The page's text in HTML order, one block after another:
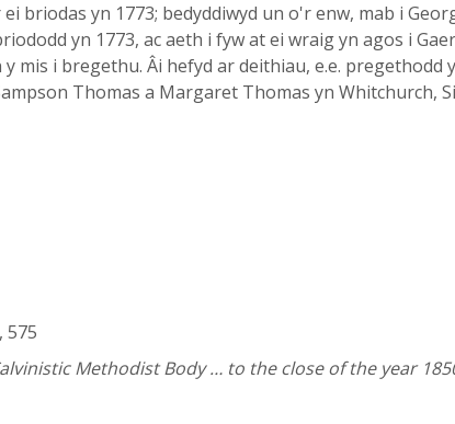
briodas yn 1773; bedyddiwyd un o'r enw, mab i
yn 1773, ac aeth i fyw at ei wraig yn agos i
mis i bregethu. Âi hefyd ar deithiau, e.e. pregethodd
Thomas a Margaret Thomas yn Whitchurch,
575
Methodist Body … to the close of the year